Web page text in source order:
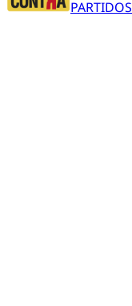
PARTIDOS